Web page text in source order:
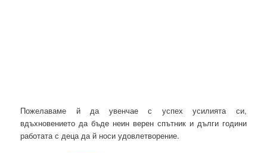
Пожелаваме й да увенчае с успех усилията си,
вдъхновението да бъде неин верен спътник и дълги години
работата с деца да й носи удовлетворение.